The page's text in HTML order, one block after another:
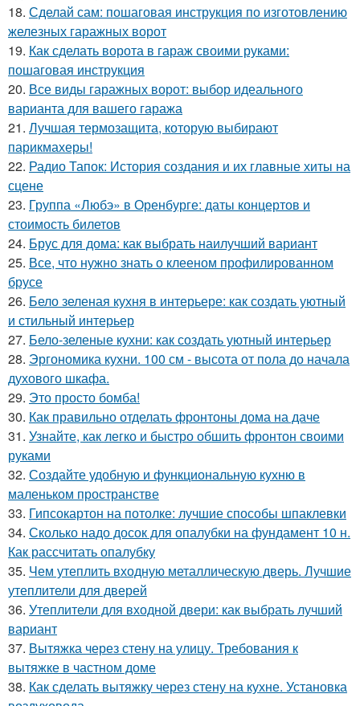
18. Сделай сам: пошаговая инструкция по изготовлению
железных гаражных ворот
19. Как сделать ворота в гараж своими руками:
пошаговая инструкция
20. Все виды гаражных ворот: выбор идеального
варианта для вашего гаража
21. Лучшая термозащита, которую выбирают
парикмахеры!
22. Радио Тапок: История создания и их главные хиты на
сцене
23. Группа «Любэ» в Оренбурге: даты концертов и
стоимость билетов
24. Брус для дома: как выбрать наилучший вариант
25. Все, что нужно знать о клееном профилированном
брусе
26. Бело зеленая кухня в интерьере: как создать уютный
и стильный интерьер
27. Бело-зеленые кухни: как создать уютный интерьер
28. Эргономика кухни. 100 см - высота от пола до начала
духового шкафа.
29. Это просто бомба!
30. Как правильно отделать фронтоны дома на даче
31. Узнайте, как легко и быстро обшить фронтон своими
руками
32. Создайте удобную и функциональную кухню в
маленьком пространстве
33. Гипсокартон на потолке: лучшие способы шпаклевки
34. Сколько надо досок для опалубки на фундамент 10 н.
Как рассчитать опалубку
35. Чем утеплить входную металлическую дверь. Лучшие
утеплители для дверей
36. Утеплители для входной двери: как выбрать лучший
вариант
37. Вытяжка через стену на улицу. Требования к
вытяжке в частном доме
38. Как сделать вытяжку через стену на кухне. Установка